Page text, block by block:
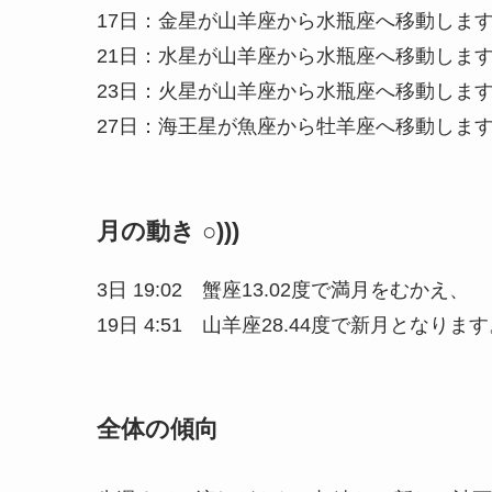
17日：金星が山羊座から水瓶座へ移動します
21日：水星が山羊座から水瓶座へ移動します
23日：火星が山羊座から水瓶座へ移動します
27日：海王星が魚座から牡羊座へ移動します
月の動き ○)))
3日 19:02 蟹座13.02度で満月をむかえ、
19日 4:51 山羊座28.44度で新月となります
全体の傾向